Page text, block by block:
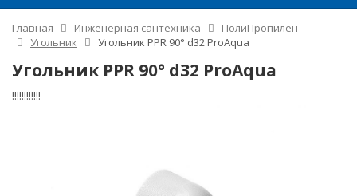
Главная Инженерная сантехника
ПолиПропилен
Угольник
Угольник PPR 90° d32 ProAquа
Угольник PPR 90° d32 ProAquа
!!!!!!!!!!!!